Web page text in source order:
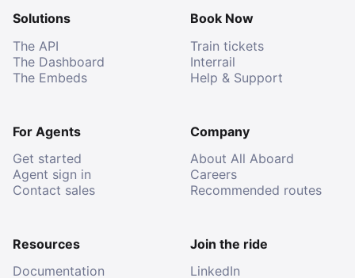
Solutions
The API
The Dashboard
The Embeds
Book Now
Train tickets
Interrail
Help & Support
For Agents
Get started
Agent sign in
Contact sales
Company
About All Aboard
Careers
Recommended routes
Resources
Documentation
Join the ride
LinkedIn